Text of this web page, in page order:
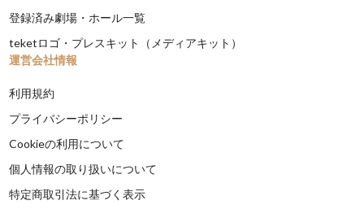
登録済み劇場・ホール一覧
teketロゴ・プレスキット（メディアキット）
運営会社情報
利用規約
プライバシーポリシー
Cookieの利用について
個人情報の取り扱いについて
特定商取引法に基づく表示